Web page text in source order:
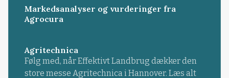
Markedsanalyser og vurderinger fra
Agrocura
Agritechnica
Følg med, når Effektivt Landbrug dækker den
store messe Agritechnica i Hannover. Læs alt